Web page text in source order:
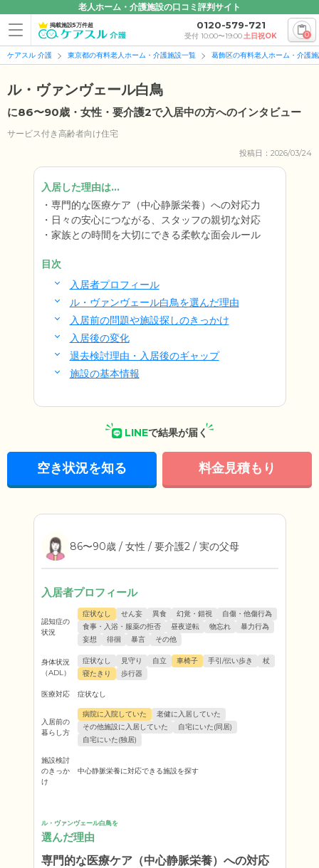
老人ホーム・介護施設の口コミ評判サイト
掲載施設5万件超 0120-579-721
受付 10:00〜19:00土日祝OK 0
ケアスル 介護 東京都の有料老人ホーム・介護施設一覧 葛飾区の有料老人ホーム・介護
ル・ヴァンヴェール白鳥
に86〜90歳・女性・要介護2で入居中の方へのインタビュー
サービス付き高齢者向け住宅
投稿日：2026/03/24
入居した理由は...
専門的な医療ケア（中心静脈栄養）への対応力
日々の安心につながる、スタッフの親切な対応
家族との時間を大切にできる柔軟な面会ルール
目次
入居者プロフィール
ル・ヴァンヴェール白鳥を選んだ理由
入居前の問題や施設探しのきっかけ
入居後の変化
退去検討理由・入居後のギャップ
施設の基本情報
LINEで結果が届く
空き状況を知る 料金見積もり
86〜90歳 / 女性 / 要介護2 / 実の父母
入居者プロフィール
認知症の
状況
症状なし せん妄 異食 幻覚・錯視
自傷・他傷行為
食事・入浴・服薬の拒否
昼夜逆転 物忘れ
暴力行為
妄想
徘徊 暴言 その他
身体状況
（ADL）
症状なし 見守り 自立 車椅子 手引/伝い歩き
杖
寝たきり
歩行器
医療対応 症状なし
入居前の
暮らし方
病院に入院していた
老健に入居していた
その他施設に入居していた
自宅にいた(同居)
自宅にいた(独居)
施設検討
のきっか
け
中心静脈栄養に対応できる施設を探す
ル・ヴァンヴェール白鳥を
選んだ理由
専門的な医療ケア（中心静脈栄養）への対応